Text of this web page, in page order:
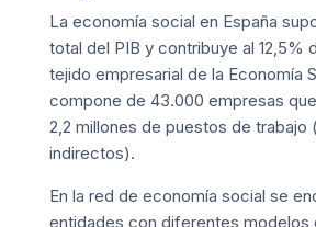
La economía social en España
total del PIB y contribuye al 12,5%
tejido empresarial de la Economía
compone de 43.000 empresas
2,2 millones de puestos de trabajo
indirectos).
En la red de economía social se
entidades con diferentes modelos